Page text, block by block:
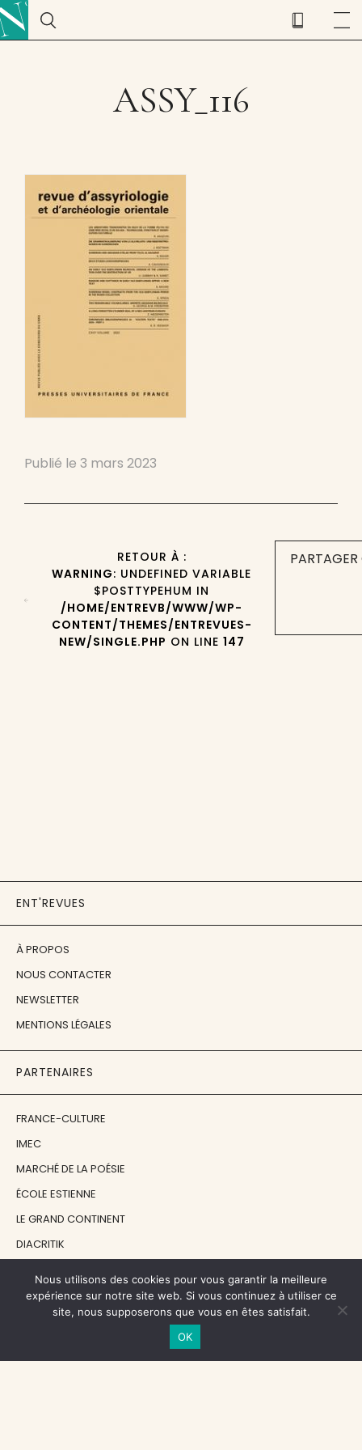
ASSY_116
Publié le 3 mars 2023
RETOUR À :
WARNING: UNDEFINED VARIABLE
$POSTTYPEHUM IN
/HOME/ENTREVB/WWW/WP-
CONTENT/THEMES/ENTREVUES-
NEW/SINGLE.PHP ON LINE 147
ENT'REVUES
À PROPOS
NOUS CONTACTER
NEWSLETTER
MENTIONS LÉGALES
PARTENAIRES
FRANCE-CULTURE
IMEC
MARCHÉ DE LA POÉSIE
ÉCOLE ESTIENNE
LE GRAND CONTINENT
DIACRITIK
NOS SOUTIENS
CENTRE NATIONAL DU LIVRE
Nous utilisons des cookies pour vous garantir la meilleure
expérience sur notre site web. Si vous continuez à utiliser ce
site, nous supposerons que vous en êtes satisfait.
OK